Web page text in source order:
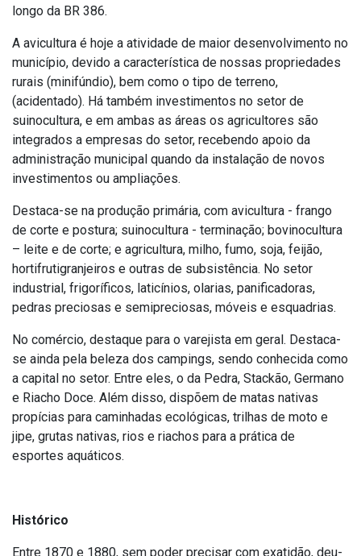
longo da BR 386.
A avicultura é hoje a atividade de maior desenvolvimento no
município, devido a característica de nossas propriedades
rurais (minifúndio), bem como o tipo de terreno,
(acidentado). Há também investimentos no setor de
suinocultura, e em ambas as áreas os agricultores são
integrados a empresas do setor, recebendo apoio da
administração municipal quando da instalação de novos
investimentos ou ampliações.
Destaca-se na produção primária, com avicultura - frango
de corte e postura; suinocultura - terminação; bovinocultura
– leite e de corte; e agricultura, milho, fumo, soja, feijão,
hortifrutigranjeiros e outras de subsistência. No setor
industrial, frigoríficos, laticínios, olarias, panificadoras,
pedras preciosas e semipreciosas, móveis e esquadrias.
No comércio, destaque para o varejista em geral. Destaca-
se ainda pela beleza dos campings, sendo conhecida como
a capital no setor. Entre eles, o da Pedra, Stackão, Germano
e Riacho Doce. Além disso, dispõem de matas nativas
propícias para caminhadas ecológicas, trilhas de moto e
jipe, grutas nativas, rios e riachos para a prática de
esportes aquáticos.
Histórico
Entre 1870 e 1880, sem poder precisar com exatidão, deu-